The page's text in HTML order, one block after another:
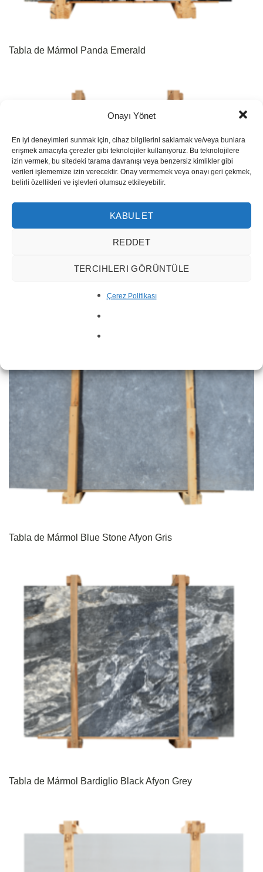
Onayı Yönet
En iyi deneyimleri sunmak için, cihaz bilgilerini saklamak ve/veya bunlara
erişmek amacıyla çerezler gibi teknolojiler kullanıyoruz. Bu teknolojilere
izin vermek, bu sitedeki tarama davranışı veya benzersiz kimlikler gibi
verileri işlememize izin verecektir. Onay vermemek veya onayı geri çekmek,
belirli özellikleri ve işlevleri olumsuz etkileyebilir.
KABUL ET
REDDET
TERCIHLERI GÖRÜNTÜLE
Çerez Politikası
Tabla de Mármol Panda Emerald
Tabla de Mármol Marmara
Tabla de Mármol Blue Stone Afyon Gris
Tabla de Mármol Bardiglio Black Afyon Grey